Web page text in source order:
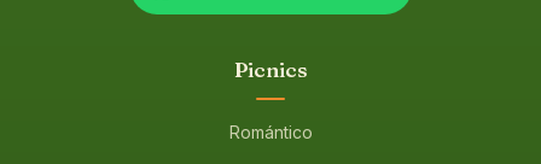
Picnics
Romántico